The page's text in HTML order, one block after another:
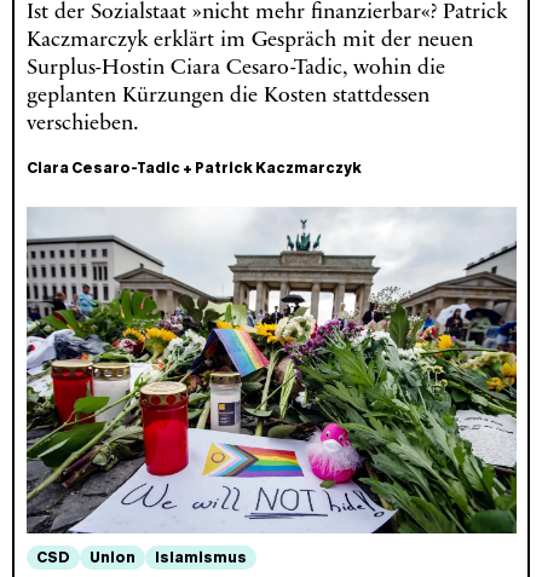
Ist der Sozialstaat »nicht mehr finanzierbar«? Patrick
Kaczmarczyk erklärt im Gespräch mit der neuen
Surplus-Hostin Ciara Cesaro-Tadic, wohin die
geplanten Kürzungen die Kosten stattdessen
verschieben.
Ciara Cesaro-Tadic+ Patrick Kaczmarczyk
CSD Union Islamismus